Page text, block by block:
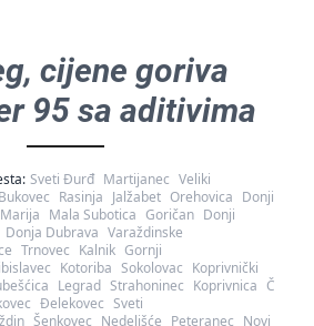
, cijene goriva
95 sa aditivima
Sveti Đurđ Martijanec Veliki
Rasinja Jalžabet Orehovica Donji
Mala Subotica Goričan Donji
Donja Dubrava Varaždinske
Trnovec Kalnik Gornji
Kotoriba Sokolovac Koprivnički
Legrad Strahoninec Koprivnica Č
Đelekovec Sveti
Šenkovec Nedelišće Peteranec Novi